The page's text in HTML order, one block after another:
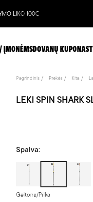
LIKO 100€
ĮMONĖMSDOVANŲ KUPONAS
Pagrindinis Prekės Kita
LEKI SPIN SHARK
Spalva:
Pilka/
Geltona/
Geltona/Pilka